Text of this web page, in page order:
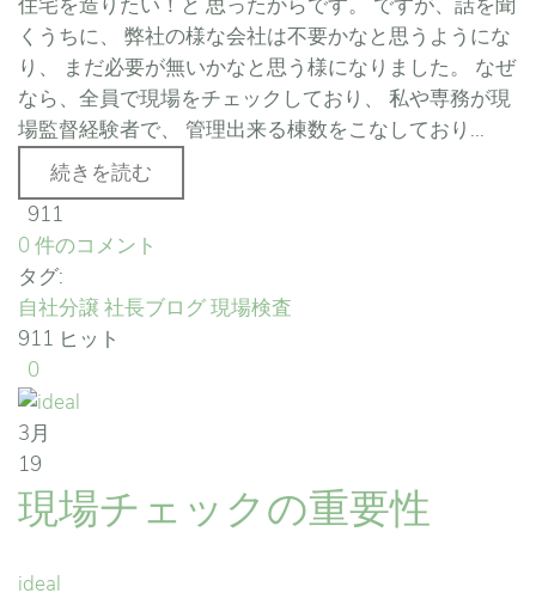
くうちに、 弊社の様な会社は不要かなと思うようにな
り、 まだ必要が無いかなと思う様になりました。 なぜ
なら、全員で現場をチェックしており、 私や専務が現
場監督経験者で、 管理出来る棟数をこなしており...
続きを読む
911
0 件のコメント
タグ:
自社分譲 社長ブログ現場検査
911 ヒット
0
3月
19
現場チェックの重要性
ideal